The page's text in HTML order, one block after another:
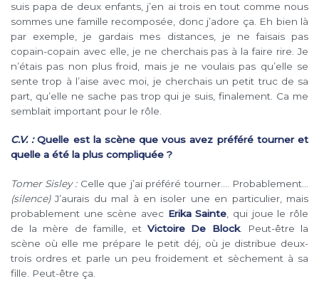
suis papa de deux enfants, j’en ai trois en tout comme nous
sommes une famille recomposée, donc j’adore ça. Eh bien là
par exemple, je gardais mes distances, je ne faisais pas
copain-copain avec elle, je ne cherchais pas à la faire rire. Je
n’étais pas non plus froid, mais je ne voulais pas qu’elle se
sente trop à l’aise avec moi, je cherchais un petit truc de sa
part, qu’elle ne sache pas trop qui je suis, finalement. Ca me
semblait important pour le rôle.
C.V. :Quelle est la scène que vous avez préféré tourner et
quelle a été la plus compliquée ?
Tomer Sisley : Celle que j’ai préféré tourner…. Probablement…
(silence)J’aurais du mal à en isoler une en particulier, mais
probablement une scène avec Erika Sainte , qui joue le rôle
de la mère de famille, etVictoire De Block. Peut-être la
scène où elle me prépare le petit déj, où je distribue deux-
trois ordres et parle un peu froidement et sèchement à sa
fille. Peut-être ça.